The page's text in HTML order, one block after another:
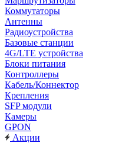
Коммутаторы
Антенны
Радиоустройства
Базовые станции
4G/LTE устройства
Блоки питания
Контроллеры
Кабель/Коннектор
Крепления
SFP модули
Камеры
GPON
Акции